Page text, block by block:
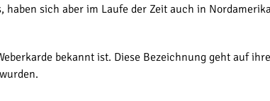
sich aber im Laufe der Zeit auch in
bekannt ist. Diese Bezeichnung geht auf